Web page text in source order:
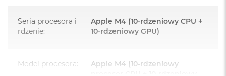
Seria procesora i
rdzenie:
Apple M4 (10-rdzeniowy CPU +
10-rdzeniowy GPU)
Model procesora:
Apple M4 (10-rdzeniowy